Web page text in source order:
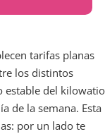
tarifas planas
los distintos
estable del kilowatio
de la semana. Esta
por un lado te